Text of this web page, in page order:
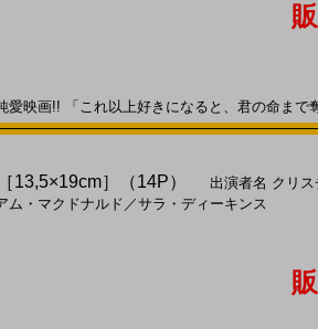
映画!! 「これ以上好きになると、君の命ま
13,5×19cm］（14P） 出演者名 クリ
ム・マクドナルド ／サラ・ディーキンス